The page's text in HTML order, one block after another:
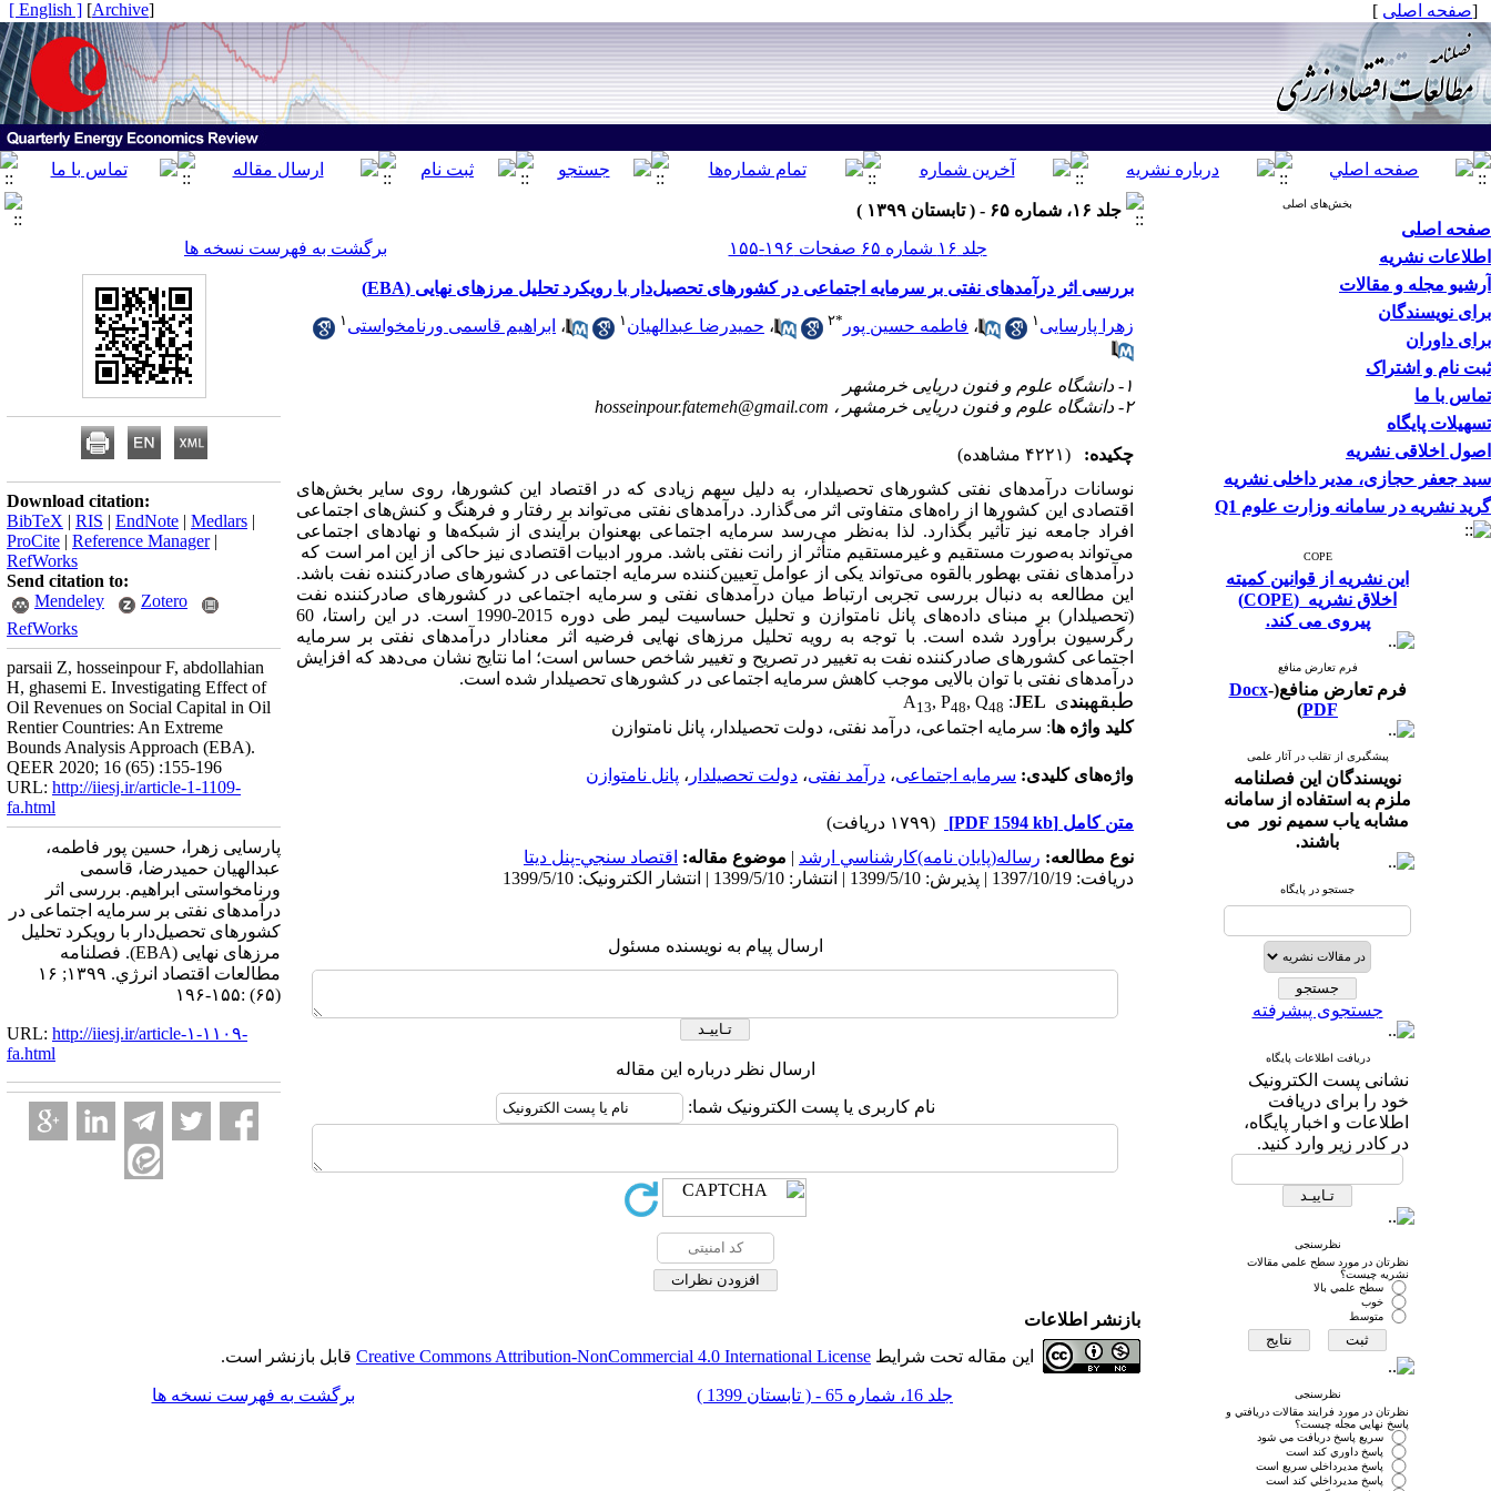
[صفحه اصلی ]
[
Archive
]
[ English ]
بخش‌های اصلی
صفحه اصلی
اطلاعات نشریه
آرشیو مجله و مقالات
برای نویسندگان
برای داوران
ثبت نام و اشتراک
تماس با ما
تسهیلات پایگاه
اصول اخلاقی نشریه
سید جعفر حجازی، مدیر داخلی نشریه
گرید نشریه در سامانه وزارت علوم Q1
COPE
این نشریه از قوانین کمیته
اخلاق نشریه (COPE)
پیروی می کند.
فرم تعارض منافع
فرم تعارض منافع( Docx-
PDF
)
پیشگیری از تقلب در آثار علمی
نویسندگان این فصلنامه
ملزم به استفاده از سامانه
مشابه یاب سمیم نور می
باشند.
جستجو در پایگاه
جستجوی پیشرفته
دریافت اطلاعات پایگاه
نشانی پست الکترونیک
خود را برای دریافت
اطلاعات و اخبار پایگاه،
در کادر زیر وارد کنید.
نظرسنجی
نظرتان در مورد سطح علمي مقالات
نشريه چيست؟
سطح علمي بالا
خوب
متوسط
نظرسنجی
نظرتان در مورد فرايند مقالات دريافتي و
پاسخ نهايي مجله چيست؟
سريع پاسخ دريافت مي شود
پاسخ داوري كند است
پاسخ مديرداخلي سريع است
پاسخ مديرداخلي كند است
جلد ۱۶، شماره ۶۵ - ( تابستان ۱۳۹۹ )
جلد ۱۶ شماره ۶۵ صفحات ۱۹۶-۱۵۵
برگشت به فهرست نسخه ها
بررسی اثر درآمدهای نفتی بر سرمایه‌ اجتماعی در کشورهای تحصیل‌دار با رویکرد تحلیل مرزهای نهایی (EBA)
زهرا پارسایی ۱ ، فاطمه حسین پور *۲ ، حمیدرضا عبدالهیان ۱ ، ابراهیم قاسمی ورنامخواستی ۱
۱- دانشگاه علوم و فنون دریایی خرمشهر
۲- دانشگاه علوم و فنون دریایی خرمشهر ،
hosseinpour.fatemeh@gmail.com
چکیده:
(۴۲۲۱ مشاهده)
نوسانات درآمدهای نفتی کشورهای تحصیل‏دار، به دلیل سهم زیادی که در اقتصاد این کشورها، روی سایر بخش‌های
اقتصادی این کشورها از راه‌‌های متفاوتی اثر می‌گذارد. درآمدهای نفتی می‌تواند بر رفتار و فرهنگ و کنش‌های اجتماعی
افراد جامعه نیز تأثیر بگذارد. لذا به‌نظر می‌رسد سرمایه ‌اجتماعی به‏عنوان برآیندی از شبکه‌ها و نهاد‌های اجتماعی
می‌تواند به‌صورت مستقیم و غیر‌مستقیم متأثر از رانت نفتی باشد. مرور ادبیات اقتصادی نیز حاکی از این امر است که
درآمدهای نفتی به‏طور بالقوه می‌تواند یکی از عوامل تعیین‌کننده سرمایه اجتماعی در کشورهای صادرکننده‌ نفت باشد.
این مطالعه به ‏دنبال بررسی تجربی ارتباط میان درآمدهای نفتی و سرمایه اجتماعی در کشورهای صادرکننده‌ نفت
(تحصیل‏دار) بر مبنای داده‌های پانل نامتوازن و تحلیل حساسیت لیمر طی دوره‌ 2015-1990 است. در این راستا، 60
رگرسیون برآورد شده است. با توجه به رویه تحلیل مرزهای نهایی فرضیه اثر معنادار درآمدهای نفتی بر سرمایه‌
‌اجتماعی کشورهای صادر‌کننده نفت به تغییر در تصریح و تغییر شاخص حساس است؛ اما نتایج نشان می‌دهد که افزایش
درآمدهای نفتی با توان بالایی موجب کاهش سرمایه‌ اجتماعی در کشورهای تحصیل‏دار شده است.
طبقهبندی JEL
:
A 13, P48, Q48
کلید واژه­ ها: سرمایه اجتماعی، درآمد نفتی، دولت تحصیل‏دار، پانل نامتوازن
واژه‌های کلیدی: سرمایه اجتماعی، درآمد نفتی، دولت تحصیلدار ، پانل نامتوازن
متن کامل [PDF 1594 kb]
(۱۷۹۹ دریافت)
نوع مطالعه: رساله(پايان نامه)كارشناسي ارشد | موضوع مقاله: اقتصاد سنجي-پنل ديتا
دریافت: 1397/10/19 | پذیرش: 1399/5/10 | انتشار: 1399/5/10 | انتشار الکترونیک: 1399/5/10
ارسال پیام به نویسنده مسئول
ارسال نظر درباره این مقاله
نام کاربری یا پست الکترونیک شما:
Download citation:
BibTeX | RIS | EndNote | Medlars |
ProCite | Reference Manager|
RefWorks
Send citation to:
Mendeley
Zotero
RefWorks
parsaii Z, hosseinpour F, abdollahian
H, ghasemi E. Investigating Effect of
Oil Revenues on Social Capital in Oil
Rentier Countries: An Extreme
Bounds Analysis Approach (EBA).
QEER 2020; 16 (65) :155-196
URL: http://iiesj.ir/article-1-1109-
fa.html
پارسایی زهرا، حسین پور فاطمه،
عبدالهیان حمیدرضا، قاسمی
ورنامخواستی ابراهیم. بررسی اثر
درآمدهای نفتی بر سرمایه‌ اجتماعی در
کشورهای تحصیل‌دار با رویکرد تحلیل
مرزهای نهایی (EBA). فصلنامه
مطالعات اقتصاد انرژي. ۱۳۹۹; ۱۶
(۶۵) :۱۵۵-۱۹۶
URL: http://iiesj.ir/article-۱-۱۱۰۹-
fa.html
بازنشر اطلاعات
این مقاله تحت شرایط Creative Commons Attribution-NonCommercial 4.0 International License قابل بازنشر است.
جلد 16، شماره 65 - ( تابستان 1399 ) برگشت به فهرست نسخه ها